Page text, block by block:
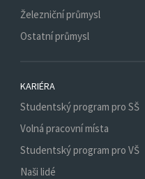
Železniční průmysl
Ostatní průmysl
KARIÉRA
Studentský program pro SŠ
Volná pracovní místa
Studentský program pro VŠ
Naši lidé